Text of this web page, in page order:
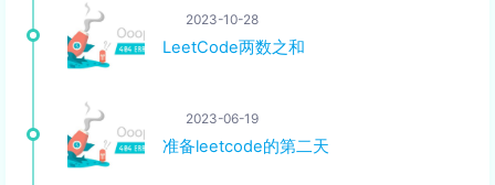
2023-10-28
LeetCode两数之和
2023-06-19
准备leetcode的第二天